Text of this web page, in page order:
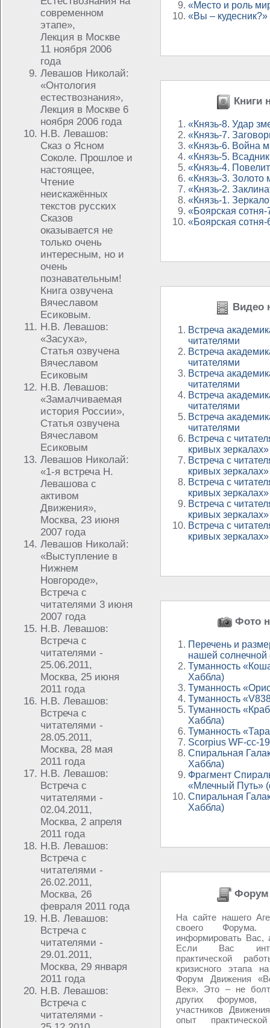
современном
этапе»,
Лекция в Москве
11 ноября 2006
года
Левашов Николай:
«Онтология
естествознания»,
Лекция в Москве 6
ноября 2006 года
Н.В. Левашов:
Сказ о Ясном
Соколе. Прошлое и
настоящее,
Чтение
неискажённых
текстов русских
Сказов
оказывается не
только очень
интересным, но и
очень
познавательным!
Книга озвучена
Вячеславом
Есиковым.
Н.В. Левашов:
«Засуха»,
Статья озвучена
Вячеславом
Есиковым
Н.В. Левашов:
«Замалчиваемая
история России»,
Статья озвучена
Вячеславом
Есиковым
Левашов Николай:
«1-я встреча Н.
Левашова с
активом
Движения»,
Москва, 23 июня
2007 года
Левашов Николай:
«Выступление в
Нижнем
Новгороде»,
Встреча с
читателями 3 июня
2007 года
Н.В. Левашов:
Встреча с
читателями -
25.06.2011,
Москва, 25 июня
2011 года
Н.В. Левашов:
Встреча с
читателями -
28.05.2011,
Москва, 28 мая
2011 года
Н.В. Левашов:
Встреча с
читателями -
02.04.2011,
Москва, 2 апреля
2011 года
Н.В. Левашов:
Встреча с
читателями -
26.02.2011,
Москва, 26
февраля 2011 года
Н.В. Левашов:
Встреча с
читателями -
29.01.2011,
Москва, 29 января
2011 года
Н.В. Левашов:
Встреча с
читателями -
«Место и роль
«Вы – кудесник?»
Книги
«Князь-8. Удар
«Князь-7.
«Князь-6. Война
«Князь-5.
«Князь-4.
«Князь-3. Золото
«Князь-2.
«Князь-1.
«Боярская
«Боярская
Видео
Встреча
читателями
Встреча
читателями
Встреча
читателями
Встреча
читателями
Встреча
читателями
Встреча с
кривых зеркалах»
Встреча с
кривых зеркалах»
Встреча с
кривых зеркалах»
Встреча с
кривых зеркалах»
Встреча с
кривых зеркалах»
Фото
Перечень и
нашей солнечной
Туманность
Хаббла)
Туманность
Туманность
Туманность
Хаббла)
Туманность
Scorpius WF-cc-
Спиральная
Хаббла)
Фрагмент
«Млечный Путь»
Спиральная
Хаббла)
Форум
На сайте нашего
своего
информировать
Если Вас
практической
кризисного этапа
Форум Движения
Век». Это – не
других
участников
опыт